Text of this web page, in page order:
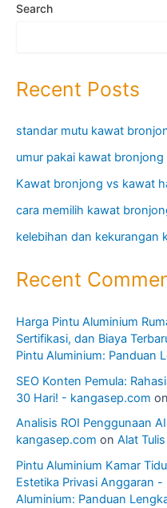
Search
Recent Posts
standar mutu kawat
umur pakai kawat bronjong
Kawat bronjong vs kawat
cara memilih kawat
kelebihan dan kekurangan
Recent
Harga Pintu Aluminium
Sertifikasi, dan Biaya
Pintu Aluminium: Panduan
SEO Konten Pemula:
30 Hari! - kangasep.com on
Analisis ROI Penggunaan
kangasep.com on Alat
Pintu Aluminium Kamar
Estetika Privasi Anggaran
Aluminium: Panduan